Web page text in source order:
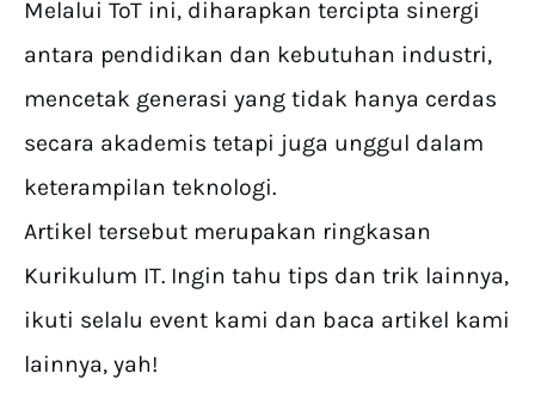
Melalui ToT ini, diharapkan tercipta sinergi
antara pendidikan dan kebutuhan industri,
mencetak generasi yang tidak hanya cerdas
secara akademis tetapi juga unggul dalam
keterampilan teknologi.
Artikel tersebut merupakan ringkasan
Kurikulum IT. Ingin tahu tips dan trik lainnya,
ikuti selalu event kami dan baca artikel kami
lainnya, yah!